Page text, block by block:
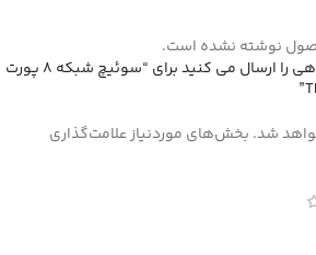
نوشته نشده است.
اولین نفری باشید که دیدگاهی را ارسال می کنید برای “سوئیچ شبکه 8 پورت
شد. بخش‌های موردنیاز علامت‌گذاری